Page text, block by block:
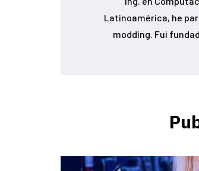
Latinoamérica, he
modding. Fui